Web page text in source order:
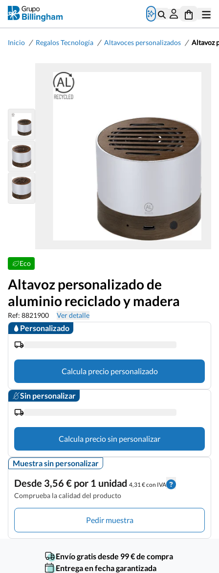
Inicio / Regalos Tecnología / Altavoces personalizados / Altavoz
Eco
Altavoz personalizado de
aluminio reciclado y madera
Ref: 8821900 Ver detalle
Personalizado
Calcula precio personalizado
Sin personalizar
Calcula precio sin personalizar
Muestra sin personalizar
Desde 3,56 € por 1 unidad 4,31 € con IVA
Comprueba la calidad del producto
Pedir muestra
Envío gratis desde 99 € de compra
Entrega en fecha garantizada